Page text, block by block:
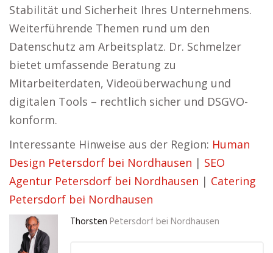
Stabilität und Sicherheit Ihres Unternehmens.
Weiterführende Themen rund um den
Datenschutz am Arbeitsplatz. Dr. Schmelzer
bietet umfassende Beratung zu
Mitarbeiterdaten, Videoüberwachung und
digitalen Tools – rechtlich sicher und DSGVO-
konform.
Interessante Hinweise aus der Region: Human
Design Petersdorf bei Nordhausen | SEO
Agentur Petersdorf bei Nordhausen | Catering
Petersdorf bei Nordhausen
Thorsten Petersdorf bei Nordhausen